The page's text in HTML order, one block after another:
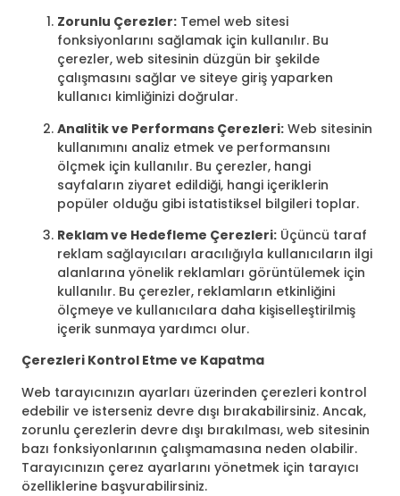
Zorunlu Çerezler: Temel web sitesi
fonksiyonlarını sağlamak için kullanılır. Bu
çerezler, web sitesinin düzgün bir şekilde
çalışmasını sağlar ve siteye giriş yaparken
kullanıcı kimliğinizi doğrular.
Analitik ve Performans Çerezleri: Web sitesinin
kullanımını analiz etmek ve performansını
ölçmek için kullanılır. Bu çerezler, hangi
sayfaların ziyaret edildiği, hangi içeriklerin
popüler olduğu gibi istatistiksel bilgileri toplar.
Reklam ve Hedefleme Çerezleri: Üçüncü taraf
reklam sağlayıcıları aracılığıyla kullanıcıların ilgi
alanlarına yönelik reklamları görüntülemek için
kullanılır. Bu çerezler, reklamların etkinliğini
ölçmeye ve kullanıcılara daha kişiselleştirilmiş
içerik sunmaya yardımcı olur.
Çerezleri Kontrol Etme ve Kapatma
Web tarayıcınızın ayarları üzerinden çerezleri kontrol
edebilir ve isterseniz devre dışı bırakabilirsiniz. Ancak,
zorunlu çerezlerin devre dışı bırakılması, web sitesinin
bazı fonksiyonlarının çalışmamasına neden olabilir.
Tarayıcınızın çerez ayarlarını yönetmek için tarayıcı
özelliklerine başvurabilirsiniz.